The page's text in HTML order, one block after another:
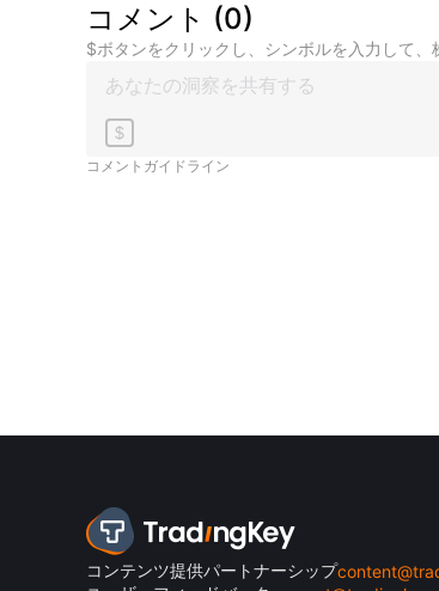
コメント (0)
$ボタンをクリックし、シンボルを入力して、
$
コメントガイドライン
コンテンツ提供パートナーシップ